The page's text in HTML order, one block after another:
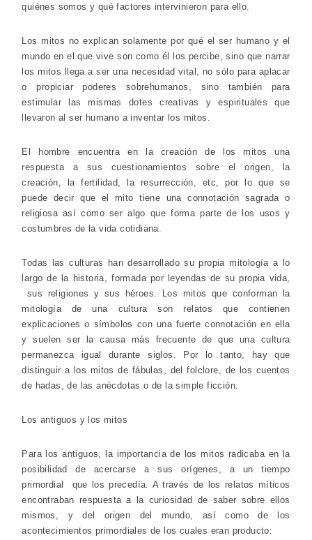
quiénes somos y qué factores intervinieron para ello.
Los mitos no explican solamente por qué el ser humano y el
mundo en el que vive son como él los percibe, sino que narrar
los mitos llega a ser una necesidad vital, no sólo para aplacar
o propiciar poderes sobrehumanos, sino también para
estimular las mismas dotes creativas y espirituales que
llevaron al ser humano a inventar los mitos.
El hombre encuentra en la creación de los mitos una
respuesta a sus cuestionamientos sobre el origen, la
creación, la fertilidad, la resurrección, etc, por lo que se
puede decir que el mito tiene una connotación sagrada o
religiosa así como ser algo que forma parte de los usos y
costumbres de la vida cotidiana.
Todas las culturas han desarrollado su propia mitología a lo
largo de la historia, formada por leyendas de su propia vida,
sus religiones y sus héroes. Los mitos que conforman la
mitología de una cultura son relatos que contienen
explicaciones o símbolos con una fuerte connotación en ella
y suelen ser la causa más frecuente de que una cultura
permanezca igual durante siglos. Por lo tanto, hay que
distinguir a los mitos de fábulas, del folclore, de los cuentos
de hadas, de las anécdotas o de la simple ficción.
Los antiguos y los mitos
Para los antiguos, la importancia de los mitos radicaba en la
posibilidad de acercarse a sus orígenes, a un tiempo
primordial que los precedía. A través de los relatos míticos
encontraban respuesta a la curiosidad de saber sobre ellos
mismos, y del origen del mundo, así como de los
acontecimientos primordiales de los cuales eran producto: